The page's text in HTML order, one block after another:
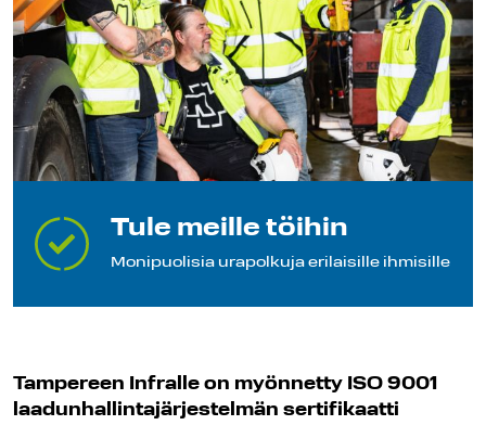
Tule meille töihin
Monipuolisia urapolkuja erilaisille ihmisille
Tampereen Infralle on myönnetty ISO 9001
laadunhallintajärjestelmän sertifikaatti